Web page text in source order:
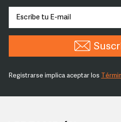
Registrarse implica aceptar los